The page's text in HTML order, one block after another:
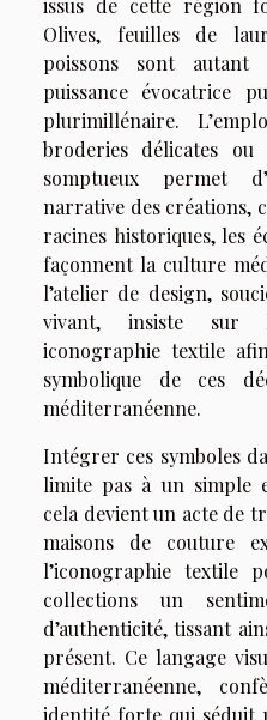
Olives, feuilles de
poissons sont
puissance évocatrice
plurimillénaire.
broderies délicates
somptueux permet
narrative des créations,
racines historiques, les
façonnent la culture
l’atelier de design,
vivant, insiste sur
iconographie textile
symbolique de ces
méditerranéenne.
Intégrer ces symboles
limite pas à un simple
cela devient un acte de
maisons de couture
l’iconographie textile
collections un
d’authenticité, tissant
présent. Ce langage
méditerranéenne,
identité forte qui séduit